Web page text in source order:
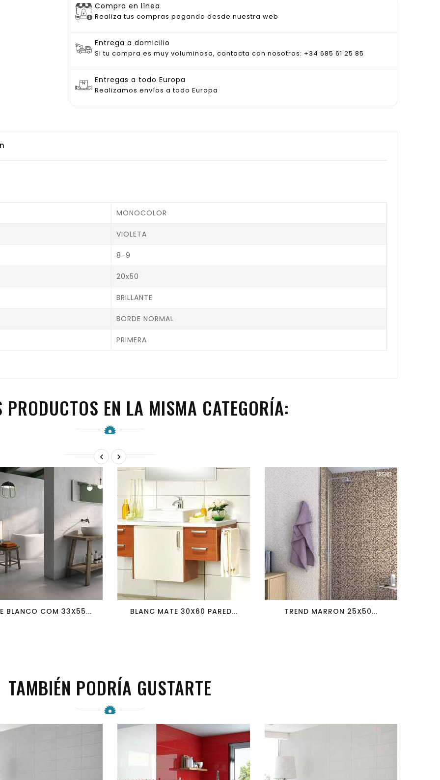
Compra en línea
Realiza tus compras pagando desde nuestra web
Entrega a domicilio
Si tu compra es muy voluminosa, contacta con nosotros: +34 685 61 25 85
Entregas a todo Europa
Realizamos envíos a todo Europa
MONOCOLOR
VIOLETA
8-9
20x50
BRILLANTE
BORDE NORMAL
PRIMERA
EN LA MISMA CATEGORÍA:
 
visibility
BLANCO COM 33X55...
favorite_border visibility
BLANC MATE 30X60 PARED...
favorite_border visibility
TREND MARRON 25X50...
TAMBIÉN PODRÍA GUSTARTE